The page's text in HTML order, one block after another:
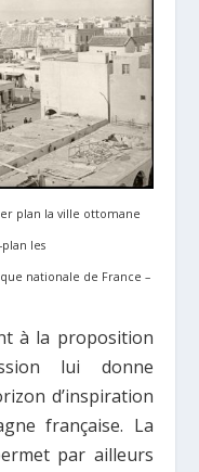
plan la ville ottomane
les
nationale de France –
à la proposition
lui donne
d’inspiration
française. La
par ailleurs